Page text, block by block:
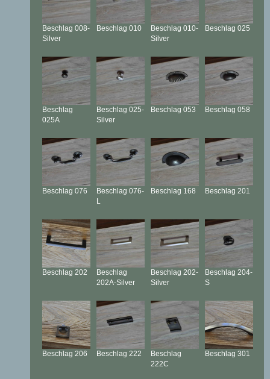
Beschlag 008-
Silver
Beschlag 010 Beschlag 010-
Silver
Beschlag 025
Beschlag
025A
Beschlag 025-
Silver
Beschlag 053 Beschlag 058
Beschlag 076 Beschlag 076-
L
Beschlag 168 Beschlag 201
Beschlag 202
Beschlag
202A-Silver
Beschlag 202-
Silver
Beschlag 204-
S
Beschlag 206 Beschlag 222
Beschlag
222C
Beschlag 301